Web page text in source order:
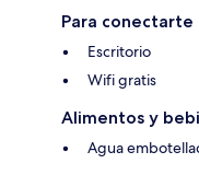
Para
Escritorio
Wifi gratis
Alimentos y
Agua